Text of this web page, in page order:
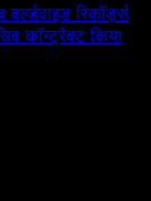
वर्ल्डवाइड रिकॉर्ड्स
कॉन्ट्रैक्ट किया